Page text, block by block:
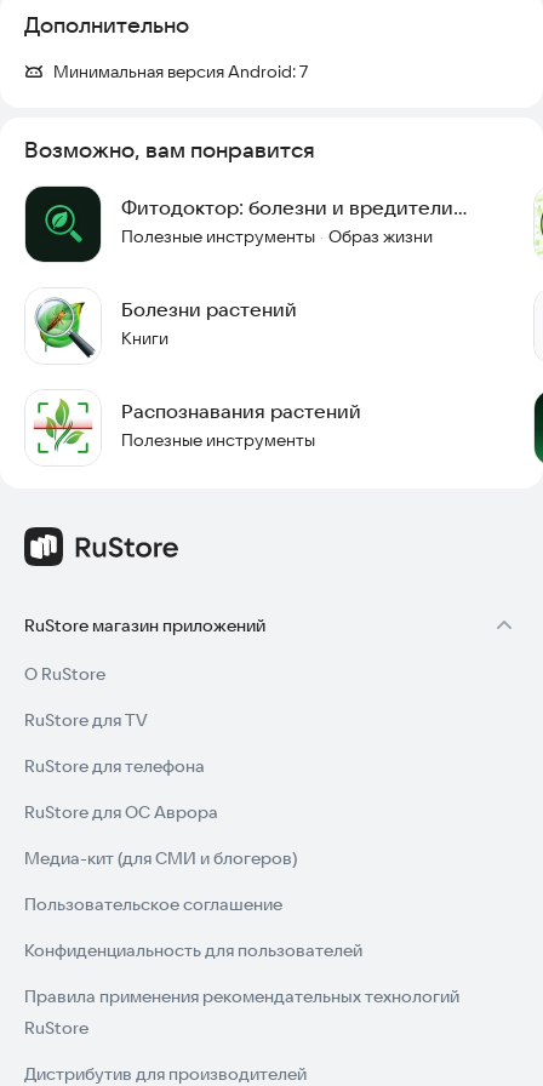
Дополнительно
Минимальная версия Android:7
Возможно, вам понравится
Фитодоктор: болезни и вредители
растений
Полезные инструменты · Образ жизни
Болезни растений
Книги
Распознавания растений
Полезные инструменты
RuStore магазин приложений
О RuStore
RuStore для TV
RuStore для телефона
RuStore для ОС Аврора
Медиа-кит (для СМИ и блогеров)
Пользовательское соглашение
Конфиденциальность для пользователей
Правила применения рекомендательных технологий
RuStore
Дистрибутив для производителей